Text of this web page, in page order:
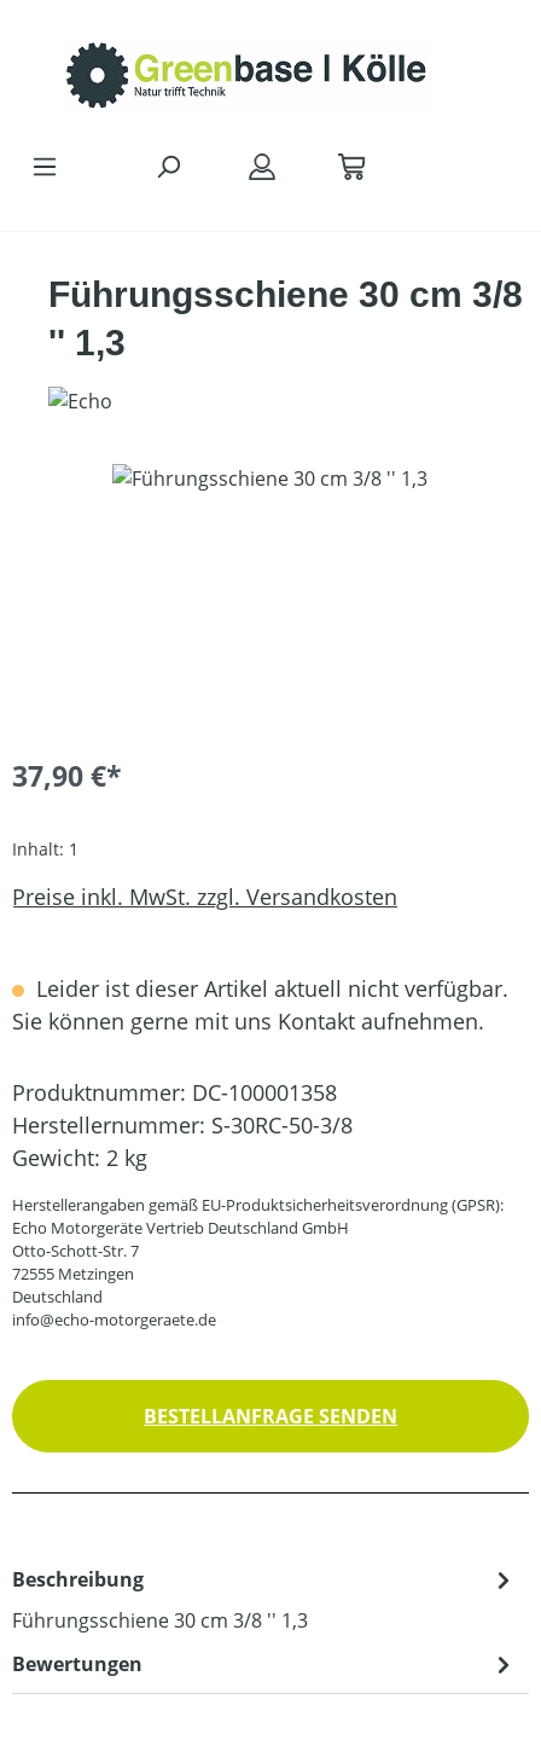
Führungsschiene 30 cm 3/8
'' 1,3
Bildergalerie überspringen
37,90 €*
Inhalt: 1
Preise inkl. MwSt. zzgl. Versandkosten
Leider ist dieser Artikel aktuell nicht verfügbar.
Sie können gerne mit uns Kontakt aufnehmen.
Produktnummer: DC-100001358
Herstellernummer: S-30RC-50-3/8
Gewicht: 2 kg
Herstellerangaben gemäß EU-Produktsicherheitsverordnung (GPSR):
Echo Motorgeräte Vertrieb Deutschland GmbH
Otto-Schott-Str. 7
72555 Metzingen
Deutschland
info@echo-motorgeraete.de
BESTELLANFRAGE SENDEN
Beschreibung
Führungsschiene 30 cm 3/8 '' 1,3
Bewertungen